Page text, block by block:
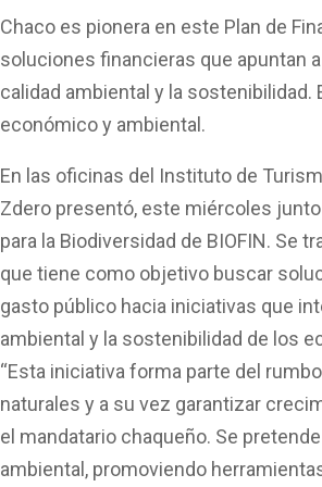
k
p
Chaco es pionera en este Plan de
soluciones financieras que apuntan
calidad ambiental y la
económico y ambiental.
En las oficinas del Instituto de
Zdero presentó, este miércoles junto
para la Biodiversidad de BIOFIN. Se
que tiene como objetivo buscar
gasto público hacia iniciativas que
ambiental y la sostenibilidad de los
“Esta iniciativa forma parte del
naturales y a su vez garantizar
el mandatario chaqueño. Se
ambiental, promoviendo